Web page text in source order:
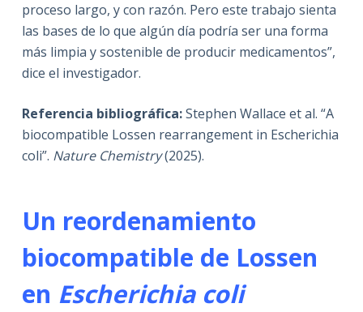
proceso largo, y con razón. Pero este trabajo sienta
las bases de lo que algún día podría ser una forma
más limpia y sostenible de producir medicamentos”,
dice el investigador.
Referencia bibliográfica:Stephen Wallace et al. “A
biocompatible Lossen rearrangement in Escherichia
coli”. Nature Chemistry(2025).
Un reordenamiento
biocompatible de Lossen
en Escherichia coli